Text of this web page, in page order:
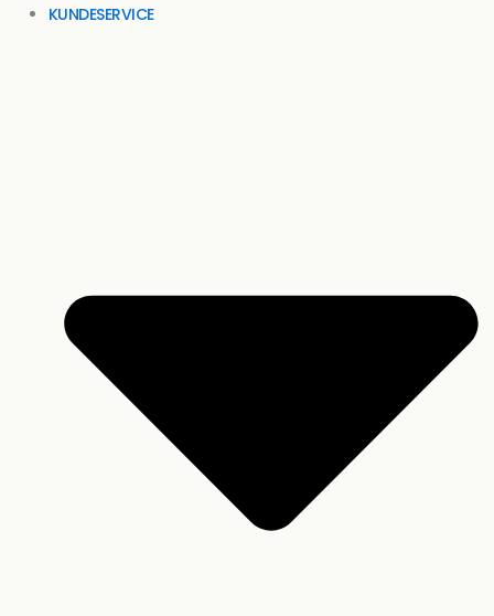
KUNDESERVICE